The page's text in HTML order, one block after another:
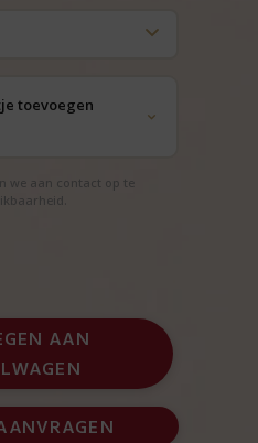
toevoegen
we aan contact op te
AAN